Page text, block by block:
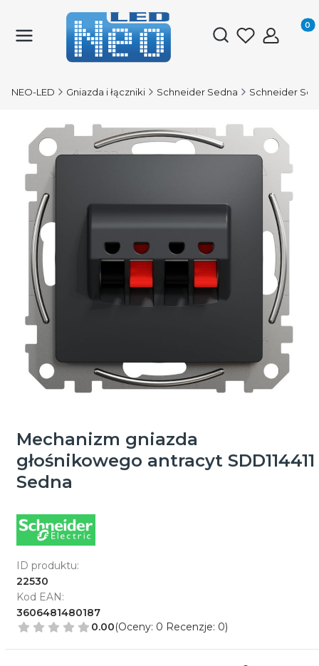
Otwórz
NEO-LED Gniazda i łączniki Schneider Sedna Schneider
Mechanizm gniazda
głośnikowego antracyt SDD114411
Sedna
ID produktu:
22530
Kod EAN:
3606481480187
0.00(Oceny: 0 Recenzje: 0)